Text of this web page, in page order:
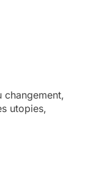
utopies,